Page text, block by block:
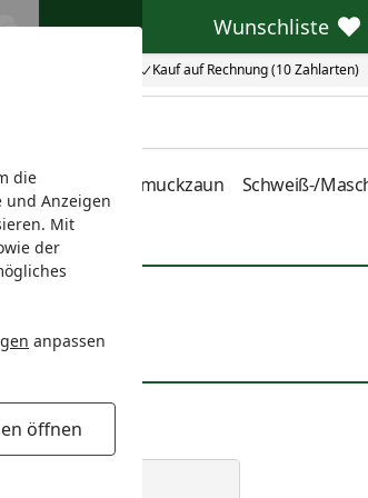
die
und Anzeigen
Mit
der
anpassen
öffnen
Kauf auf Rechnung (10 Zahlarten)
Wunschliste
Wunschliste
Schmuckzaun Schweiß-/
Doppeltore